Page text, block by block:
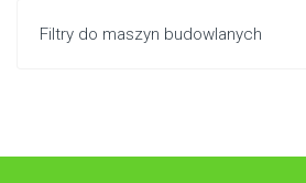
Filtry do maszyn budowlanych